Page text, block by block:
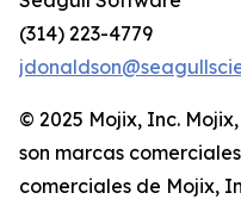
(314) 223-4779
© 2025 Mojix, Inc.
son marcas
comerciales de Mojix,